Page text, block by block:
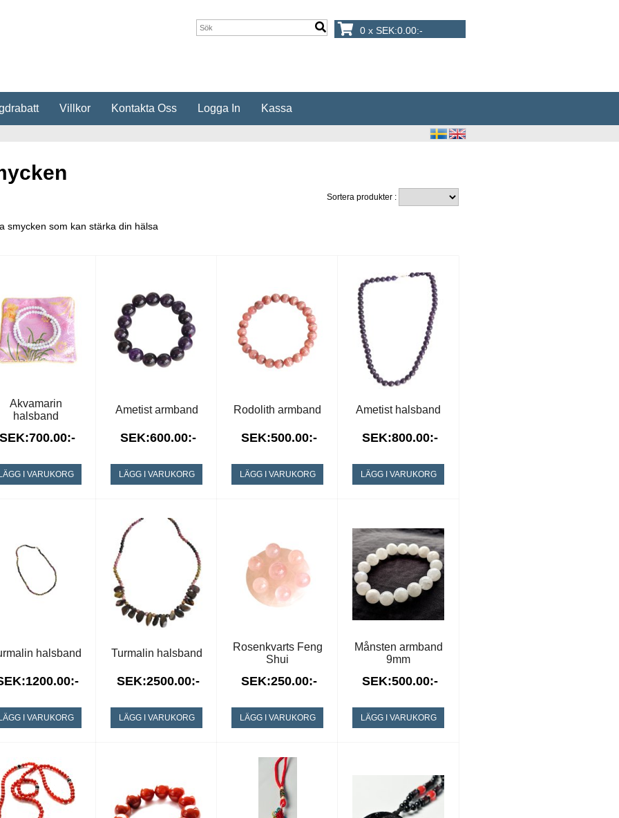
0 x SEK:0.00:-
Villkor Kontakta Oss Logga In Kassa
Sortera produkter :
smycken som kan stärka din hälsa
Akvamarin
halsband
SEK:700.00:-
I VARUKORG
Ametist armband
SEK:600.00:-
LÄGG I VARUKORG
Rodolith armband
SEK:500.00:-
LÄGG I VARUKORG
Ametist halsband
SEK:800.00:-
LÄGG I VARUKORG
halsband
I VARUKORG
Turmalin halsband
SEK:2500.00:-
LÄGG I VARUKORG
Rosenkvarts Feng
Shui
SEK:250.00:-
LÄGG I VARUKORG
Månsten armband
9mm
SEK:500.00:-
LÄGG I VARUKORG